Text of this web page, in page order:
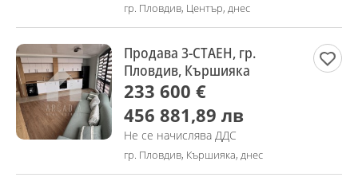
гр. Пловдив, Център, днес
Продава 3-СТАЕН, гр.
Пловдив, Кършияка
233 600 €
456 881,89 лв
Не се начислява ДДС
гр. Пловдив, Кършияка, днес